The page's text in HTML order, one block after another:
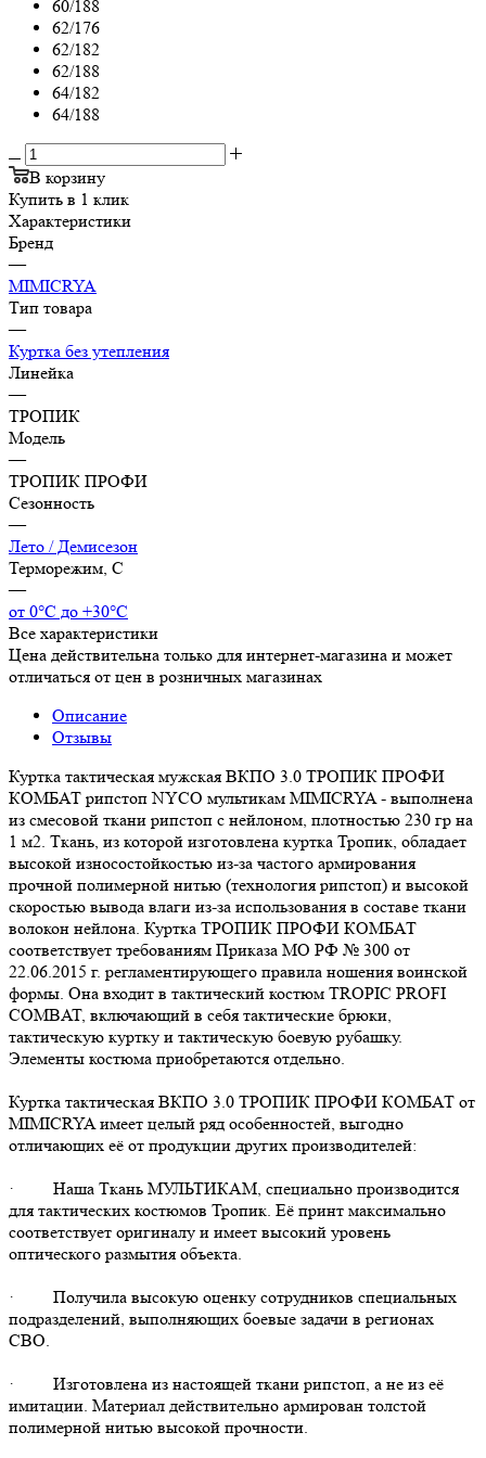
60/188
62/176
62/182
62/188
64/182
64/188
В корзину
Купить в 1 клик
Характеристики
Бренд
—
MIMICRYA
Тип товара
—
Куртка без утепления
Линейка
—
ТРОПИК
Модель
—
ТРОПИК ПРОФИ
Сезонность
—
Лето / Демисезон
Терморежим, C
—
от 0°С до +30°С
Все характеристики
Цена действительна только для интернет-магазина и может
отличаться от цен в розничных магазинах
Описание
Отзывы
Куртка тактическая мужская ВКПО 3.0 ТРОПИК ПРОФИ
КОМБАТ рипстоп NYCO мультикам MIMICRYA - выполнена
из смесовой ткани рипстоп с нейлоном, плотностью 230 гр на
1 м2. Ткань, из которой изготовлена куртка Тропик, обладает
высокой износостойкостью из-за частого армирования
прочной полимерной нитью (технология рипстоп) и высокой
скоростью вывода влаги из-за использования в составе ткани
волокон нейлона. Куртка ТРОПИК ПРОФИ КОМБАТ
соответствует требованиям Приказа МО РФ № 300 от
22.06.2015 г. регламентирующего правила ношения воинской
формы. Она входит в тактический костюм TROPIC PROFI
COMBAT, включающий в себя тактические брюки,
тактическую куртку и тактическую боевую рубашку.
Элементы костюма приобретаются отдельно.
Куртка тактическая ВКПО 3.0 ТРОПИК ПРОФИ КОМБАТ от
MIMICRYA имеет целый ряд особенностей, выгодно
отличающих её от продукции других производителей:
· Наша Ткань МУЛЬТИКАМ, специально производится
для тактических костюмов Тропик. Её принт максимально
соответствует оригиналу и имеет высокий уровень
оптического размытия объекта.
· Получила высокую оценку сотрудников специальных
подразделений, выполняющих боевые задачи в регионах
СВО.
· Изготовлена из настоящей ткани рипстоп, а не из её
имитации. Материал действительно армирован толстой
полимерной нитью высокой прочности.